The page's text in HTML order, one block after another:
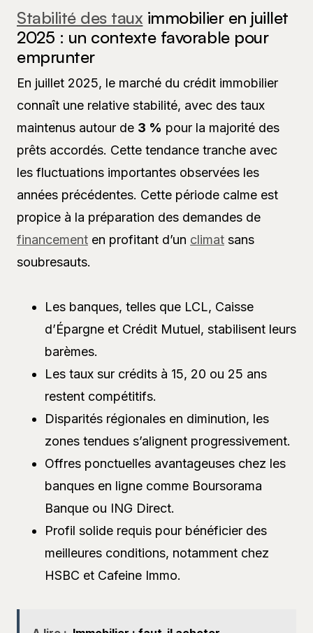
Stabilité des taux immobilier en juillet
2025 : un contexte favorable pour
emprunter
En juillet 2025, le marché du crédit immobilier
connaît une relative stabilité, avec des taux
maintenus autour de 3 % pour la majorité des
prêts accordés. Cette tendance tranche avec
les fluctuations importantes observées les
années précédentes. Cette période calme est
propice à la préparation des demandes de
financement en profitant d’un climat sans
soubresauts.
Les banques, telles que LCL, Caisse
d’Épargne et Crédit Mutuel, stabilisent leurs
barèmes.
Les taux sur crédits à 15, 20 ou 25 ans
restent compétitifs.
Disparités régionales en diminution, les
zones tendues s’alignent progressivement.
Offres ponctuelles avantageuses chez les
banques en ligne comme Boursorama
Banque ou ING Direct.
Profil solide requis pour bénéficier des
meilleures conditions, notamment chez
HSBC et Cafeine Immo.